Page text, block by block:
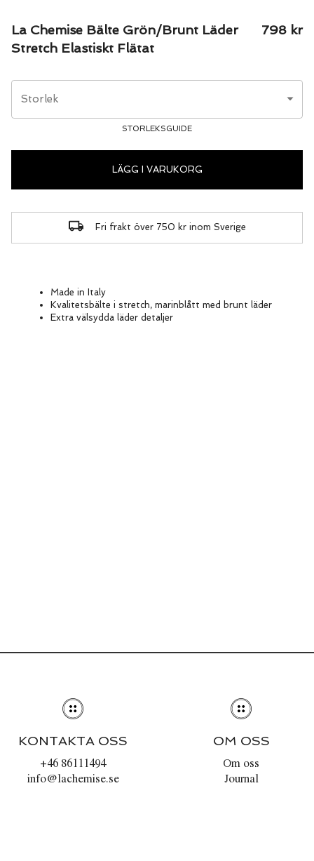
La Chemise Bälte Grön/Brunt Läder
Stretch Elastiskt Flätat
798 kr
Storlek
STORLEKSGUIDE
LÄGG I VARUKORG
Fri frakt över 750 kr inom Sverige
Made in Italy
Kvalitetsbälte i stretch, marinblått med brunt läder
Extra välsydda läder detaljer
KONTAKTA OSS
+46 86111494
info@lachemise.se
OM OSS
Om oss
Journal